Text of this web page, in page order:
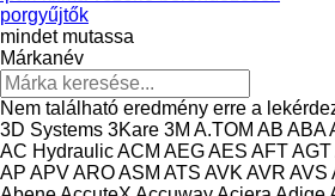
porgyűjtők
mindet mutassa
Márkanév
Nem található eredmény erre a
3D Systems 3Kare 3M A.TOM AB ABA
AC HydraulicACM AEGAES AFTAGT
AP APVAROASM ATS AVK AVR AVS